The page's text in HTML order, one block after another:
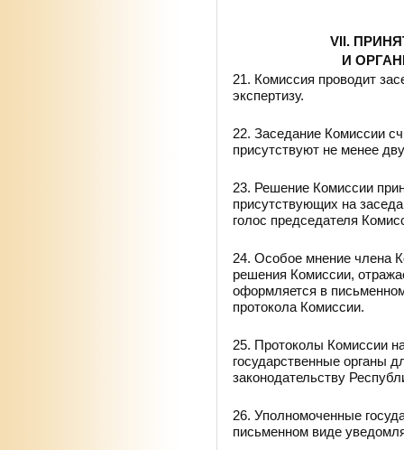
VII.
И
21. Комиссия проводит
экспертизу.
22. Заседание Комиссии
присутствуют не менее
23. Решение Комиссии
присутствующих на
голос председателя
24. Особое мнение члена
решения Комиссии,
оформляется в
протокола Комиссии.
25. Протоколы Комиссии
государственные органы
законодательству
26. Уполномоченные
письменном виде